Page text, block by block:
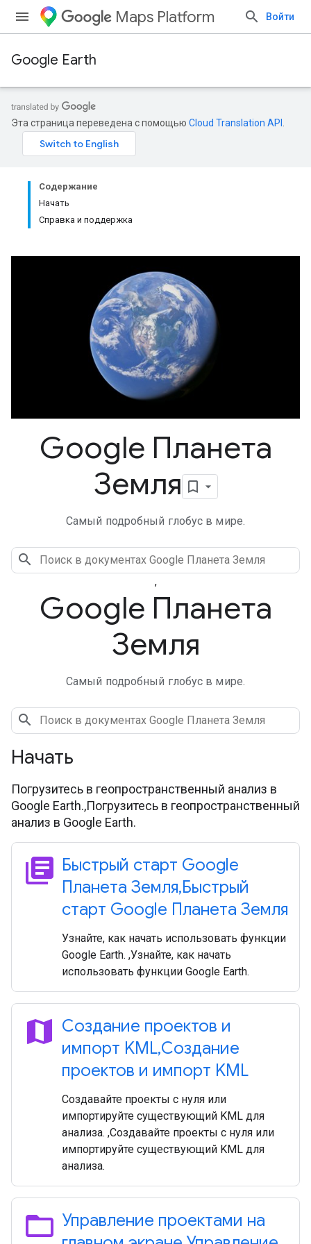
Maps Platform Войти
Google Earth
Эта страница переведена с помощью Cloud Translation API
Содержание
Начать
Справка и поддержка
Google Планета
Земля
Самый подробный глобус в мире.
,
Google Планета
Земля
Самый подробный глобус в мире.
Начать
Погрузитесь в геопространственный анализ в
Google Earth.,Погрузитесь в геопространственный
анализ в Google Earth.
library_books Быстрый старт Google
Планета Земля,Быстрый
старт Google Планета Земля
Узнайте, как начать использовать функции
Google Earth. ,Узнайте, как начать
использовать функции Google Earth.
map
Создание проектов и
импорт KML,Создание
проектов и импорт KML
Создавайте проекты с нуля или
импортируйте существующий KML для
анализа. ,Создавайте проекты с нуля или
импортируйте существующий KML для
анализа.
folder_open Управление проектами на